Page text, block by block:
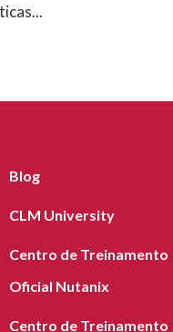
Blog
CLM University
Centro de Treinamento
Oficial Nutanix
Centro de Treinamento